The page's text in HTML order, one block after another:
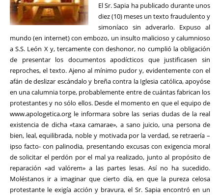
El Sr. Sapia ha publicado durante unos
diez (10) meses un texto fraudulento y
simoníaco sin adverarlo. Expuso al
mundo (en internet) con embozo, un insulto malicioso y calumnioso
a S.S. León X y, tercamente con deshonor, no cumplió la obligación
de presentar los documentos apodícticos que justificasen sin
reproches, el texto. Ajeno al mínimo pudor y, evidentemente con el
afán de deslizar escándalo y breña contra la Iglesia católica, apoyóse
en una calumnia torpe, probablemente entre de cuántas fabrican los
protestantes y no sólo ellos. Desde el momento en que el equipo de
www.apologetica.org le informara sobre las serias dudas de la real
existencia de dicha «taxa camarae», a sano juicio, una persona de
bien, leal, equilibrada, noble y motivada por la verdad, se retraería –
ipso facto- con palinodia, presentando excusas con exigencia moral
de solicitar el perdón por el mal ya realizado, junto al propósito de
reparación «ad valórem» a las partes lesas. Así no ha sucedido.
Moléstanos ir a imaginar que cierto día, en que la pureza celosa
protestante le exigía acción y bravura, el Sr. Sapia encontró en un